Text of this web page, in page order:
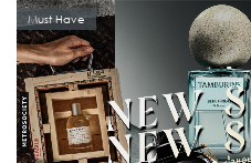
Must Have